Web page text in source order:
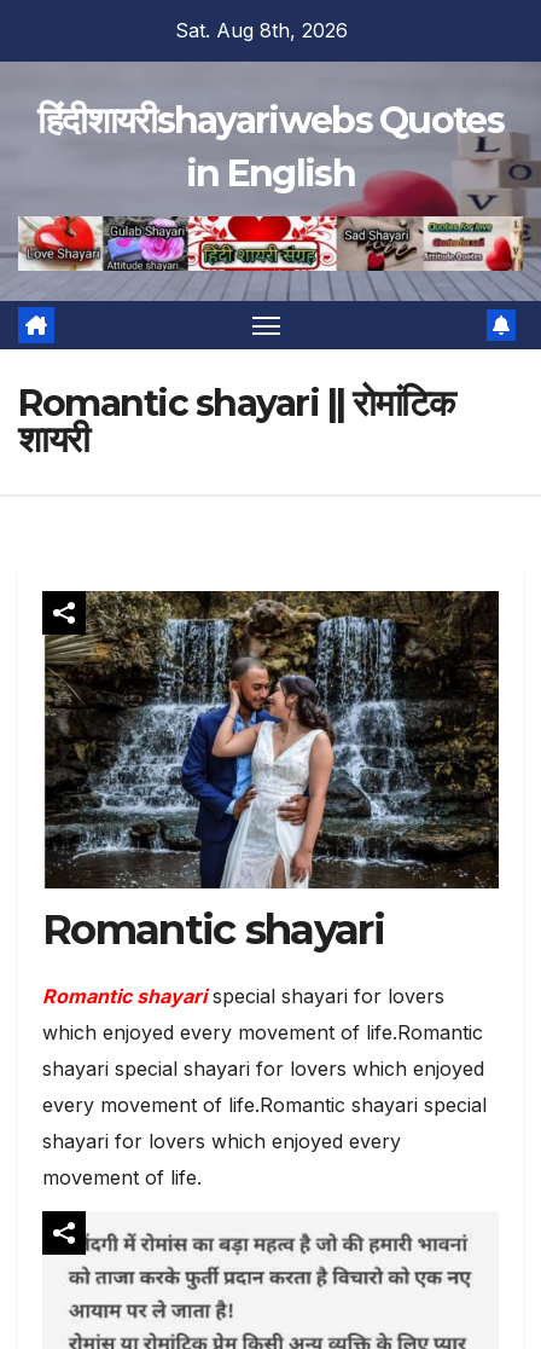
Sat. Aug 8th, 2026
हिंदीशायरीshayariwebs Quotes
in English
Romantic shayari || रोमांटिक
शायरी
Romantic shayari
Romantic shayari special shayari for lovers
which enjoyed every movement of life.Romantic
shayari special shayari for lovers which enjoyed
every movement of life.Romantic shayari special
shayari for lovers which enjoyed every
movement of life.